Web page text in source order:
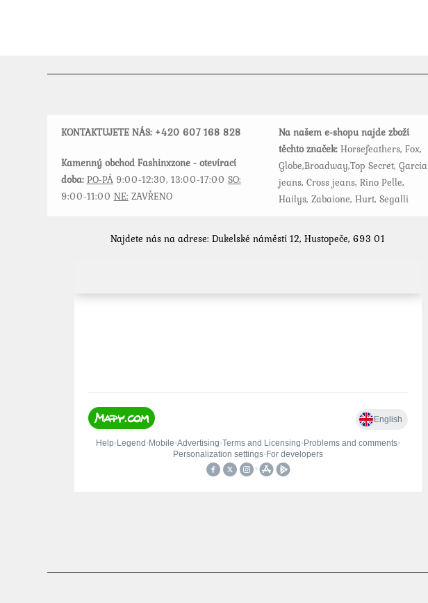
KONTAKTUJETE NÁS: +420 607 168 828
Kamenný obchod Fashinxzone - otevírací
doba: PO-PÁ9:00-12:30, 13:00-17:00 SO:
9:00-11:00 NE: ZAVŘENO
Na našem e-shopu najde zboží
těchto značek: Horsefeathers, Fox,
Globe,Broadway,Top Secret, Garcia
jeans, Cross jeans, Rino Pelle,
Hailys, Zabaione, Hurt, Segalli
Najdete nás na adrese: Dukelské náměstí 12, Hustopeče, 693 01